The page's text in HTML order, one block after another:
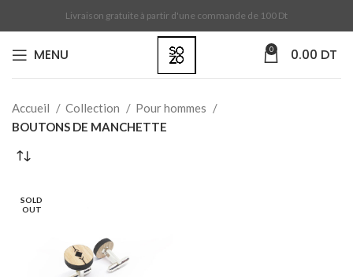
Livraison gratuite à partir d'une commande de 100 Dt
MENU 0 0.00 DT
Accueil Collection
Pour hommes
BOUTONS DE MANCHETTE
SOLD
OUT